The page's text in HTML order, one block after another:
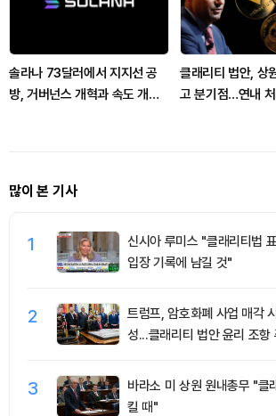
솔라나 73달러에서 지지선 공
방, 거버넌스 개혁과 속도 개선
클래리티 법안, 상
고 분기점…연내
많이 본 기사
1
신시아 루미스 "클래리티법
입장 기록에 남길 것"
2
트럼프, 암호화폐 사업 매각
성...클래리티 법안 윤리 조항
3
바라소 미 상원 원내총무 "클
킬 때"